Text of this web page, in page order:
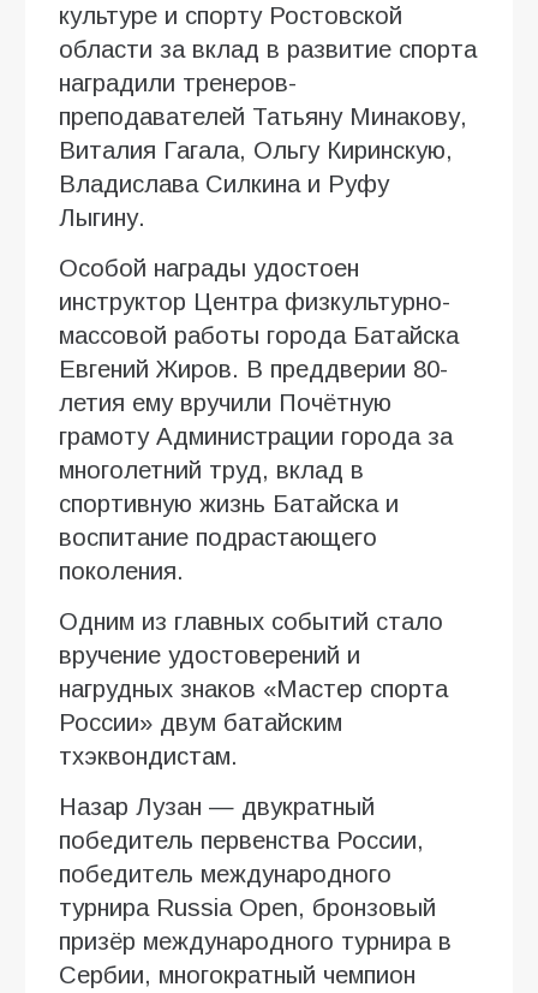
культуре и спорту Ростовской
области за вклад в развитие спорта
наградили тренеров-
преподавателей Татьяну Минакову,
Виталия Гагала, Ольгу Киринскую,
Владислава Силкина и Руфу
Лыгину.
Особой награды удостоен
инструктор Центра физкультурно-
массовой работы города Батайска
Евгений Жиров. В преддверии 80-
летия ему вручили Почётную
грамоту Администрации города за
многолетний труд, вклад в
спортивную жизнь Батайска и
воспитание подрастающего
поколения.
Одним из главных событий стало
вручение удостоверений и
нагрудных знаков «Мастер спорта
России» двум батайским
тхэквондистам.
Назар Лузан — двукратный
победитель первенства России,
победитель международного
турнира Russia Open, бронзовый
призёр международного турнира в
Сербии, многократный чемпион